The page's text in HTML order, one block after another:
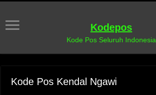
Kodepos
Kode Pos Seluruh Indonesia
Kode Pos Kendal Ngawi